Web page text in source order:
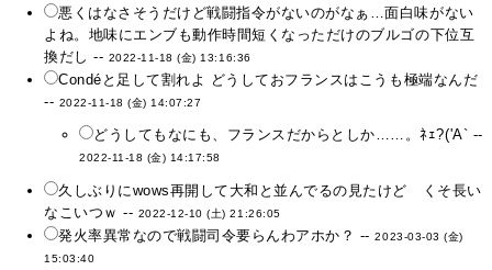
悪くはなさそうだけど戦闘指令がないのがなぁ…面白味がない
よね。地味にエンブも動作時間短くなっただけのブルゴの下位互
換だし -- 2022-11-18 (金) 13:16:36
Condéと足して割れよ どうしておフランスはこうも極端なんだ
-- 2022-11-18 (金) 14:07:27
どうしてもなにも、フランスだからとしか……。ﾈｪ?('A` --
2022-11-18 (金) 14:17:58
久しぶりにwows再開して大和と並んでるの見たけど くそ長い
なこいつｗ -- 2022-12-10 (土) 21:26:05
発火率異常なので戦闘司令要らんわアホか？ --2023-03-03 (金)
15:03:40